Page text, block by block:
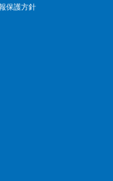
保護方針